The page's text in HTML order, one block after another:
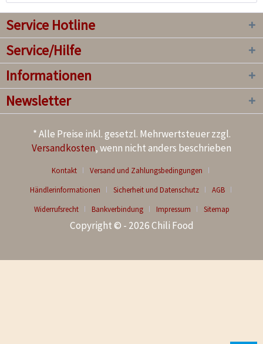
Service Hotline
Service/Hilfe
Informationen
Newsletter
* Alle Preise inkl. gesetzl. Mehrwertsteuer zzgl.
Versandkosten, wenn nicht anders beschrieben
Kontakt
Versand und Zahlungsbedingungen
Händlerinformationen
Sicherheit und Datenschutz
AGB
Widerrufsrecht
Bankverbindung Impressum Sitemap
Copyright © - 2026 Chili Food